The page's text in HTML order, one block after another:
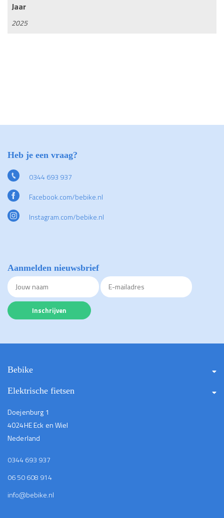
Jaar
2025
Heb je een vraag?
0344 693 937
Facebook.com/bebike.nl
Instagram.com/bebike.nl
Aanmelden nieuwsbrief
Bebike
Elektrische fietsen
Doejenburg 1
4024HE Eck en Wiel
Nederland
0344 693 937
06 50 608 914
info@bebike.nl